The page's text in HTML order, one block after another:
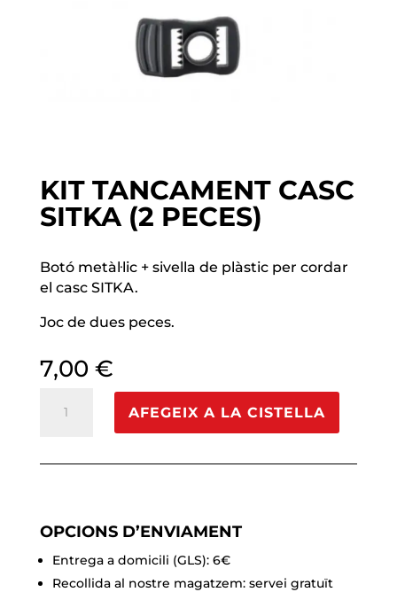
KIT TANCAMENT CASC
SITKA (2 PECES)
Botó metàl·lic + sivella de plàstic per cordar
el casc SITKA.
Joc de dues peces.
7,00 €
peces)
AFEGEIX A LA CISTELLA
OPCIONS D’ENVIAMENT
Entrega a domicili (GLS): 6€
Recollida al nostre magatzem: servei gratuït